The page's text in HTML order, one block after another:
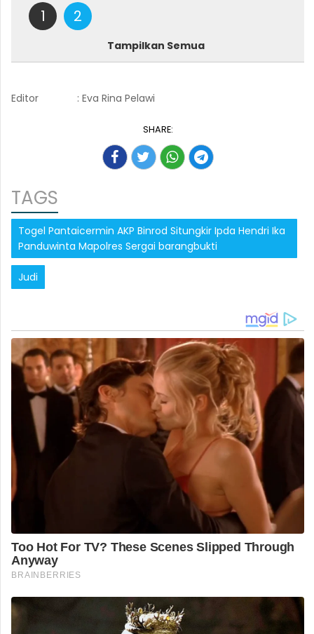
1 2
Tampilkan Semua
Editor : Eva Rina Pelawi
SHARE:
TAGS
Togel Pantaicermin AKP Binrod Situngkir Ipda Hendri Ika
Panduwinta Mapolres Sergai barangbukti
Judi